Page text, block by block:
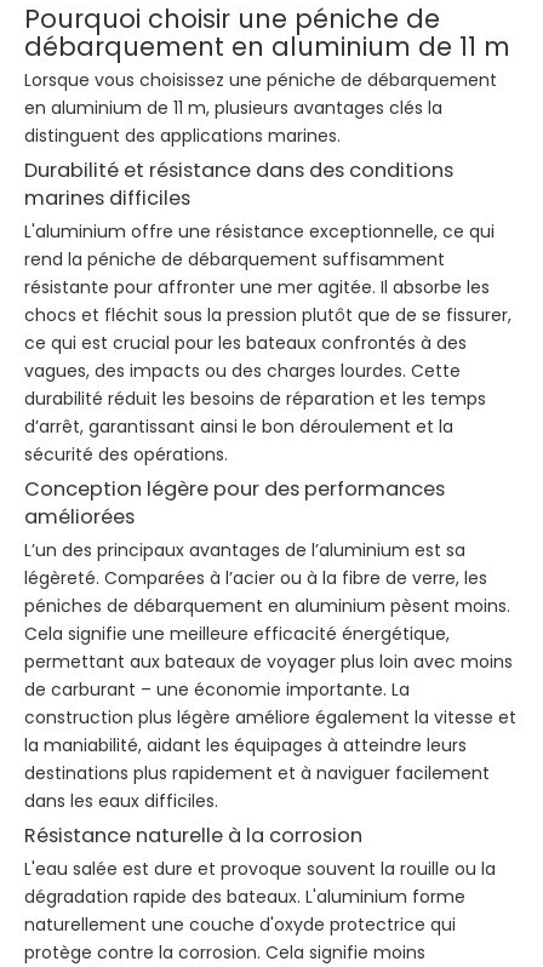
Pourquoi choisir une péniche de
débarquement en aluminium de 11 m
Lorsque vous choisissez une péniche de débarquement
en aluminium de 11 m, plusieurs avantages clés la
distinguent des applications marines.
Durabilité et résistance dans des conditions
marines difficiles
L'aluminium offre une résistance exceptionnelle, ce qui
rend la péniche de débarquement suffisamment
résistante pour affronter une mer agitée. Il absorbe les
chocs et fléchit sous la pression plutôt que de se fissurer,
ce qui est crucial pour les bateaux confrontés à des
vagues, des impacts ou des charges lourdes. Cette
durabilité réduit les besoins de réparation et les temps
d’arrêt, garantissant ainsi le bon déroulement et la
sécurité des opérations.
Conception légère pour des performances
améliorées
L’un des principaux avantages de l’aluminium est sa
légèreté. Comparées à l’acier ou à la fibre de verre, les
péniches de débarquement en aluminium pèsent moins.
Cela signifie une meilleure efficacité énergétique,
permettant aux bateaux de voyager plus loin avec moins
de carburant – une économie importante. La
construction plus légère améliore également la vitesse et
la maniabilité, aidant les équipages à atteindre leurs
destinations plus rapidement et à naviguer facilement
dans les eaux difficiles.
Résistance naturelle à la corrosion
L'eau salée est dure et provoque souvent la rouille ou la
dégradation rapide des bateaux. L'aluminium forme
naturellement une couche d'oxyde protectrice qui
protège contre la corrosion. Cela signifie moins